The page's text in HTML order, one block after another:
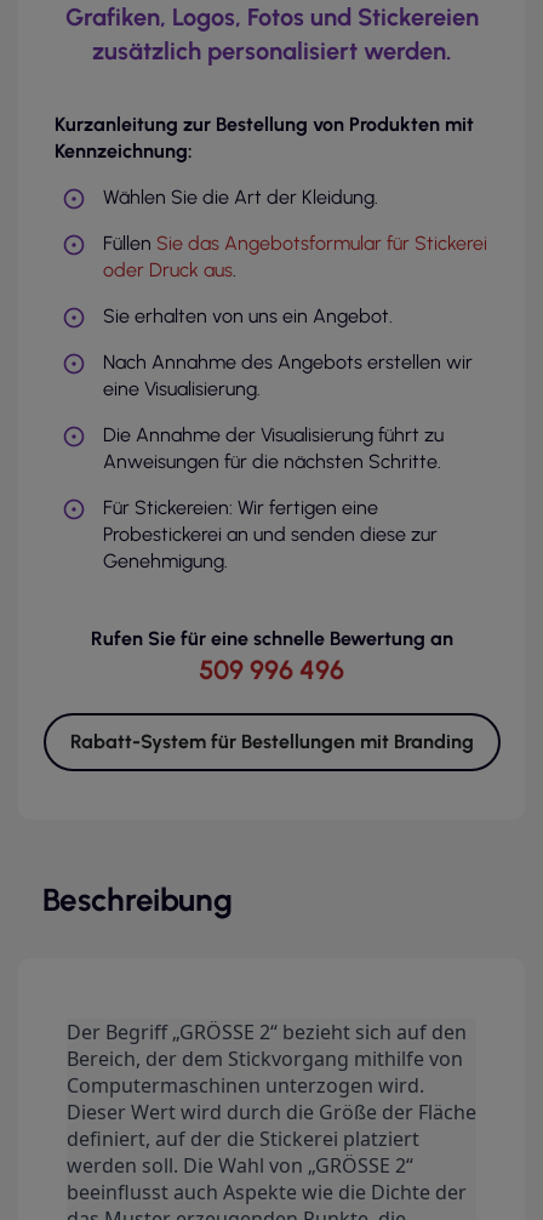
Grafiken, Logos, Fotos und Stickereien
zusätzlich personalisiert werden.
Kurzanleitung zur Bestellung von Produkten mit
Kennzeichnung:
Wählen Sie die Art der Kleidung.
Füllen Sie das Angebotsformular für Stickerei
oder Druck aus.
Sie erhalten von uns ein Angebot.
Nach Annahme des Angebots erstellen wir
eine Visualisierung.
Die Annahme der Visualisierung führt zu
Anweisungen für die nächsten Schritte.
Für Stickereien: Wir fertigen eine
Probestickerei an und senden diese zur
Genehmigung.
Rufen Sie für eine schnelle Bewertung an
509 996 496
Rabatt-System für Bestellungen mit Branding
Beschreibung
Der Begriff „GRÖSSE 2“ bezieht sich auf den
Bereich, der dem Stickvorgang mithilfe von
Computermaschinen unterzogen wird.
Dieser Wert wird durch die Größe der Fläche
definiert, auf der die Stickerei platziert
werden soll. Die Wahl von „GRÖSSE 2“
beeinflusst auch Aspekte wie die Dichte der